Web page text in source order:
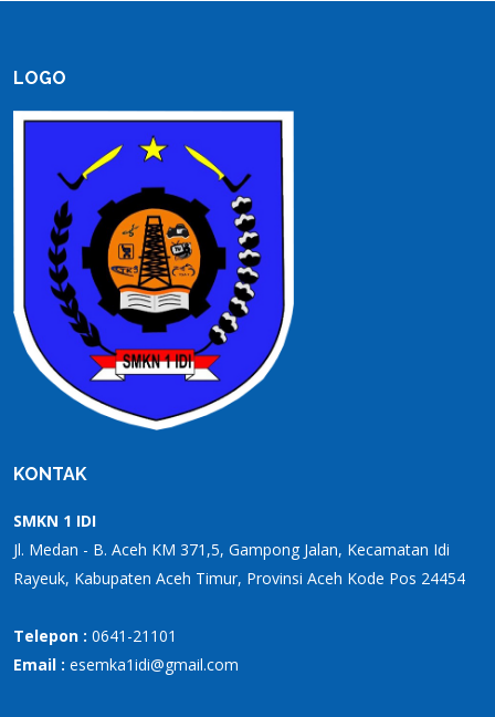
LOGO
KONTAK
SMKN 1 IDI
Jl. Medan - B. Aceh KM 371,5, Gampong Jalan, Kecamatan Idi
Rayeuk, Kabupaten Aceh Timur, Provinsi Aceh Kode Pos 24454
Telepon : 0641-21101
Email : esemka1idi@gmail.com